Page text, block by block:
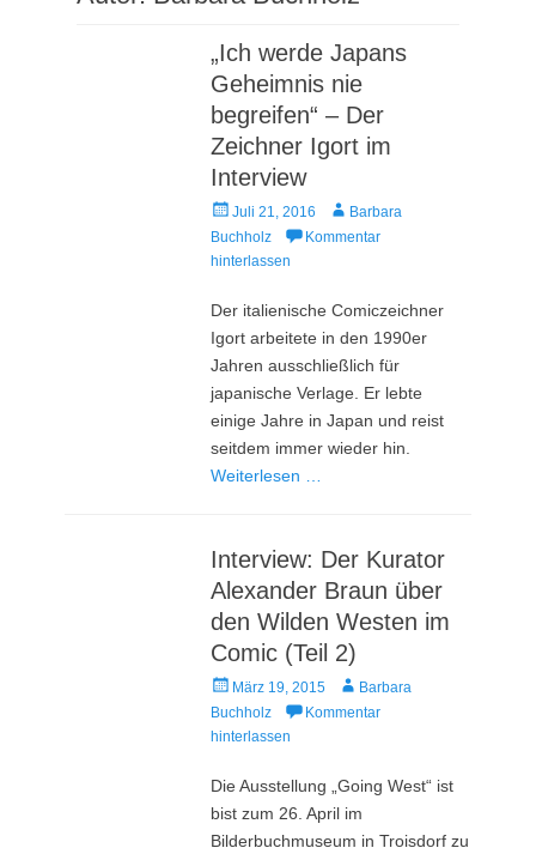
„Ich werde Japans
Geheimnis nie
begreifen“ – Der
Zeichner Igort im
Interview
Veröffentlicht
am
Juli 21, 2016 AutorBarbara
Buchholz
Kommentar
hinterlassen
Der italienische Comiczeichner
Igort arbeitete in den 1990er
Jahren ausschließlich für
japanische Verlage. Er lebte
einige Jahre in Japan und reist
seitdem immer wieder hin.
Weiterlesen …
Interview: Der Kurator
Alexander Braun über
den Wilden Westen im
Comic (Teil 2)
Veröffentlicht
am
März 19, 2015 AutorBarbara
Buchholz
Kommentar
hinterlassen
Die Ausstellung „Going West“ ist
bist zum 26. April im
Bilderbuchmuseum in Troisdorf zu